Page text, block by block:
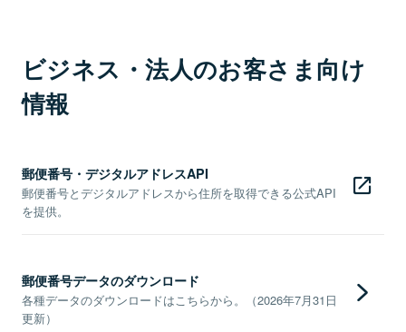
ビジネス・法人のお客さま向け
情報
郵便番号・デジタルアドレスAPI
郵便番号とデジタルアドレスから住所を取得できる公式API
を提供。
郵便番号データのダウンロード
各種データのダウンロードはこちらから。（2026年7月31日
更新）